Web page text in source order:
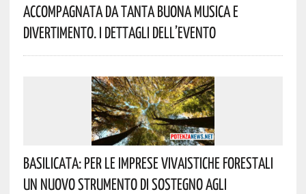
Accompagnata Da Tanta Buona Musica E
Divertimento. I Dettagli Dell’evento
Basilicata: Per Le Imprese Vivaistiche Forestali
Un Nuovo Strumento Di Sostegno Agli